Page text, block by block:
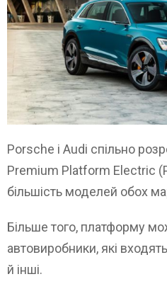
Porsche і Audi спільно
Premium Platform Electric
більшість моделей обох
Більше того, платформу
автовиробники, які
й інші.